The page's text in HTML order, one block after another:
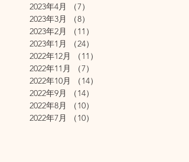
2023年4月
（7）
2023年3月
（8）
2023年2月
（11）
2023年1月
（24）
2022年12月
（11）
2022年11月
（7）
2022年10月
（14）
2022年9月
（14）
2022年8月
（10）
2022年7月
（10）